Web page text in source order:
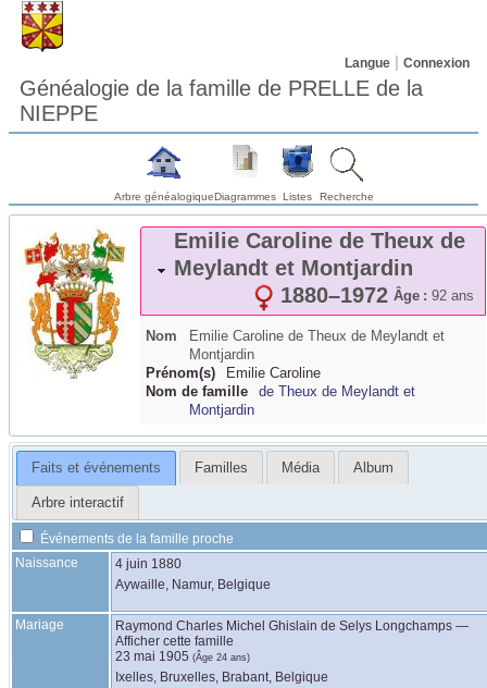
Langue Connexion
Généalogie de la famille de PRELLE de la
NIEPPE
Arbre généalogiqueDiagrammes Listes Recherche
Emilie Caroline de Theux de
Meylandt et Montjardin
Âge : 92 ans
1880–1972
Nom Emilie Caroline de Theux de Meylandt et
Montjardin
Prénom(s)
Emilie Caroline
Nom de famille
de Theux de Meylandt et
Montjardin
Faits et événements Familles Média Album
Arbre interactif
Événements de la famille proche
Naissance
4 juin 1880
Aywaille, Namur, Belgique
Mariage Raymond Charles Michel Ghislain de Selys Longchamps —
Afficher cette famille
23 mai 1905 (Âge 24 ans)
Ixelles, Bruxelles, Brabant, Belgique